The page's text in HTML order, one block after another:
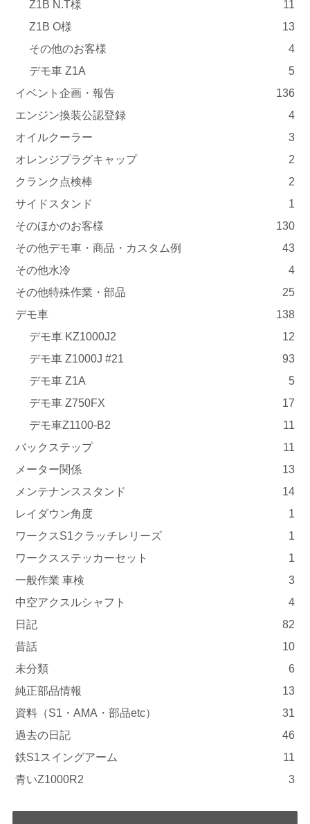
Z1B N.T様
11
Z1B O様
13
その他のお客様
4
デモ車 Z1A
5
イベント企画・報告
136
エンジン換装公認登録
4
オイルクーラー
3
オレンジプラグキャップ
2
クランク点検棒
2
サイドスタンド
1
そのほかのお客様
130
その他デモ車・商品・カスタム例
43
その他水冷
4
その他特殊作業・部品
25
デモ車
138
デモ車 KZ1000J2
12
デモ車 Z1000J #21
93
デモ車 Z1A
5
デモ車 Z750FX
17
デモ車Z1100-B2
11
バックステップ
11
メーター関係
13
メンテナンススタンド
14
レイダウン角度
1
ワークスS1クラッチレリーズ
1
ワークスステッカーセット
1
一般作業 車検
3
中空アクスルシャフト
4
日記
82
昔話
10
未分類
6
純正部品情報
13
資料（S1・AMA・部品etc）
31
過去の日記
46
鉄S1スイングアーム
11
青いZ1000R2
3